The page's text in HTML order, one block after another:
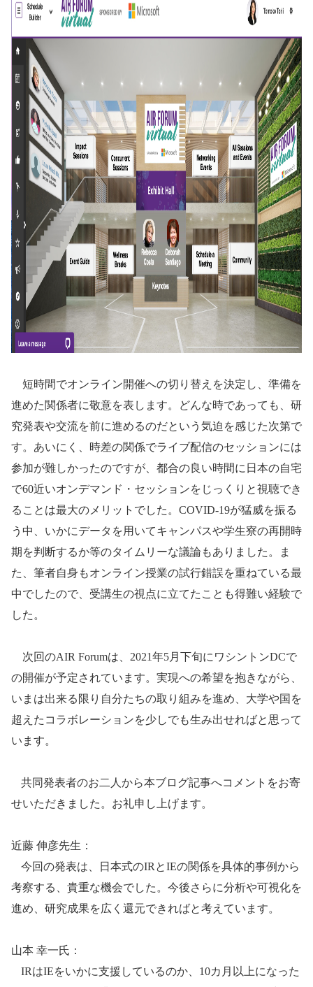
短時間でオンライン開催への切り替えを決定し、準備を
進めた関係者に敬意を表します。どんな時であっても、研
究発表や交流を前に進めるのだという気迫を感じた次第で
す。あいにく、時差の関係でライブ配信のセッションには
参加が難しかったのですが、都合の良い時間に日本の自宅
で60近いオンデマンド・セッションをじっくりと視聴でき
ることは最大のメリットでした。 COVID-19が猛威を振る
う中、いかにデータを用いてキャンパスや学生寮の再開時
期を判断するか等のタイムリーな議論もありました。ま
た、筆者自身もオンライン授業の試行錯誤を重ねている最
中でしたので、受講生の視点に立てたことも得難い経験で
した。
次回のAIR Forumは、 2021年5月下旬にワシントンDCで
の開催が予定されています。実現への希望を抱きながら、
いまは出来る限り自分たちの取り組みを進め、大学や国を
超えたコラボレーションを少しでも生み出せればと思って
います。
共同発表者のお二人から本ブログ記事へコメントをお寄
せいただきました。お礼申し上げます。
近藤 伸彦先生：
今回の発表は、日本式のIR とIEの関係を具体的事例から
考察する、貴重な機会でした。今後さらに分析や可視化を
進め、研究成果を広く還元できればと考えています。
山本 幸一氏：
IRはIEをいかに支援しているのか、 10カ月以上になった